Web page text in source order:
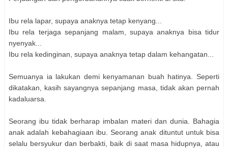
Ibu rela lapar, supaya anaknya tetap kenyang...
Ibu rela terjaga sepanjang malam, supaya anaknya bisa tidur
nyenyak...
Ibu rela kedinginan, supaya anaknya tetap dalam kehangatan...
Semuanya ia lakukan demi kenyamanan buah hatinya. Seperti
dikatakan, kasih sayangnya sepanjang masa, tidak akan pernah
kadaluarsa.
Seorang ibu tidak berharap imbalan materi dan dunia. Bahagia
anak adalah kebahagiaan ibu. Seorang anak dituntut untuk bisa
selalu bersyukur dan berbakti, baik di saat masa hidupnya, atau